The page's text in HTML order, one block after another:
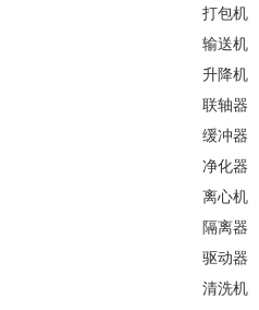
打包机
输送机
升降机
联轴器
缓冲器
净化器
离心机
隔离器
驱动器
清洗机